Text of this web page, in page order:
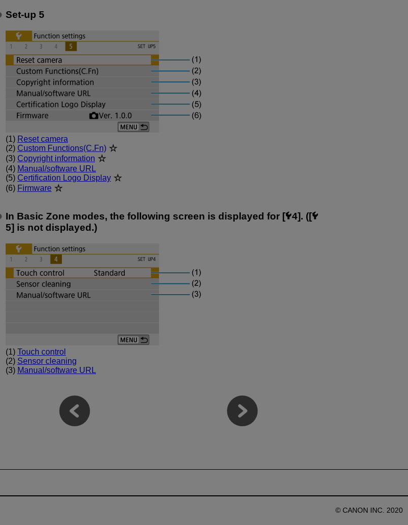
Set-up 5
(1) Reset camera
(2) Custom Functions(C.Fn)
(3) Copyright information
(4) Manual/software URL
(5) Certification Logo Display
(6) Firmware
In Basic Zone modes, the following screen is displayed for [
4]. ([
5] is not displayed.)
(1) Touch control
(2) Sensor cleaning
(3) Manual/software URL
© CANON INC. 2020